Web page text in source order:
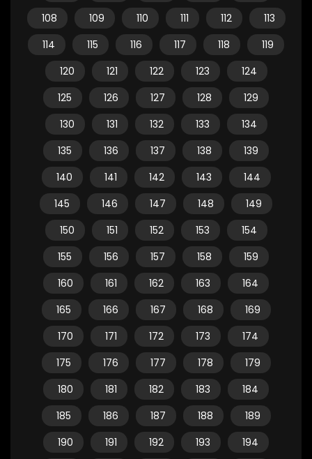
108
109 110 111 112
113
114
115 116 117 118
119
120
121 122 123
124
125
126 127 128
129
130
131 132 133
134
135
136 137 138
139
140
141 142 143
144
145
146 147 148
149
150
151 152 153
154
155
156 157 158
159
160
161 162 163
164
165
166 167 168
169
170
171 172 173
174
175
176 177 178
179
180
181 182 183
184
185
186 187 188
189
190
191 192 193
194